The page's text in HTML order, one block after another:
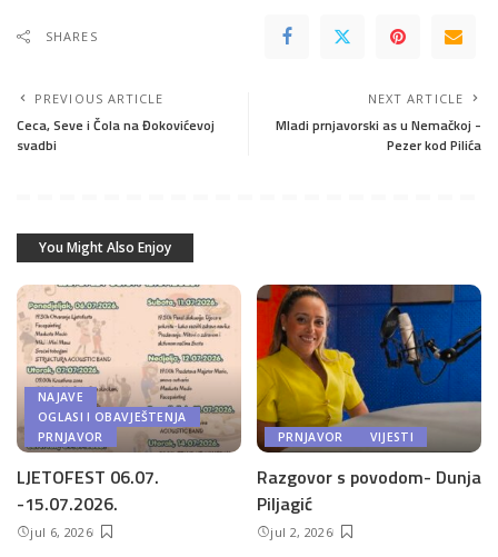
SHARES
PREVIOUS ARTICLE
Ceca, Seve i Čola na Đokovićevoj
svadbi
NEXT ARTICLE
Mladi prnjavorski as u Nemačkoj -
Pezer kod Pilića
You Might Also Enjoy
NAJAVE
OGLASI I OBAVJEŠTENJA
PRNJAVOR
LJETOFEST 06.07.
-15.07.2026.
jul 6, 2026
PRNJAVOR VIJESTI
Razgovor s povodom- Dunja
Piljagić
jul 2, 2026